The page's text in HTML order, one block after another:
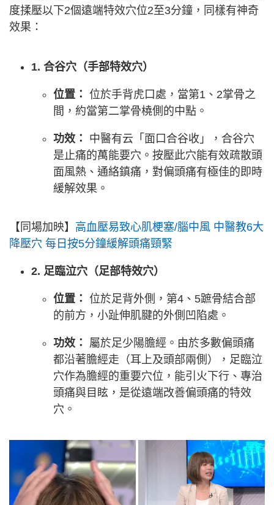
度揉壓以下2個遠端特效穴位2至3分鐘，同樣有神奇
效果：
1. 合谷穴（手部特效穴）
位置：
位於手背虎口處，當第1、2掌骨之
間，約當第二掌骨橈側的中點。
功效：
中醫有云「面口合谷收」，合谷穴
是止痛的萬能要穴。按壓此穴能有效疏散頭
面風熱、通絡鎮痛，對偏頭痛有極佳的即時
緩解效果。
【同場加映】 高血壓易致心肌梗塞/腦中風 中醫教6大
降壓穴 每日按5分鐘緩解頭痛頸緊
2. 足臨泣穴（足部特效穴）
位置：
位於足背外側，第4、5蹠骨結合部
的前方，小趾伸肌腱的外側凹陷處。
功效：
屬於足少陽膽經。由於多數偏頭痛
都沿著膽經走（耳上及頭部兩側），足臨泣
穴作為膽經的重要穴位，能引火下行、專治
頭痛與目眩，是從遠端改善偏頭痛的特效
穴。